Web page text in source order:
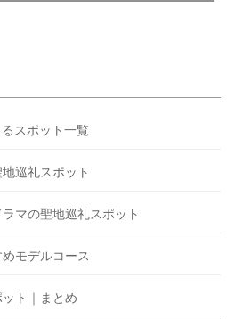
スポット一覧
巡礼スポット
マの聖地巡礼スポット
モデルコース
ト｜まとめ